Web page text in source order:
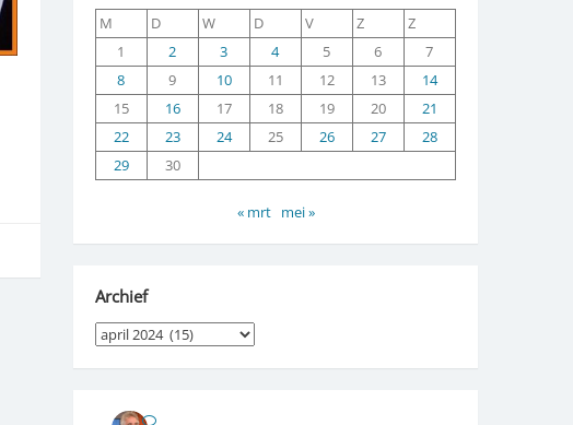
M
D W D V Z
Z
1
2 3 4 5 6
7
8
9 10 11 12 13
14
15
16 17 18 19 20
21
22
23 24 25 26 27
28
29
30
« mrt mei »
Archief
Archief